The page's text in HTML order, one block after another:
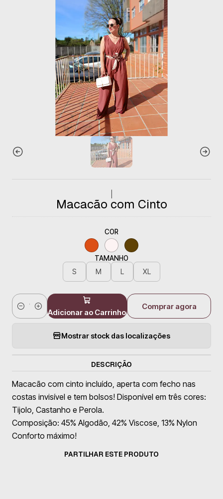
Macacão com Cinto
COR
TAMANHO
S M L XL
QuantidadeAdicionar ao Carrinho
Comprar agora
Mostrar stock das localizações
DESCRIÇÃO
Macacão com cinto incluído, aperta com fecho nas
costas invisível e tem bolsos! Disponível em três cores:
Tijolo, Castanho e Perola.
Composição: 45% Algodão, 42% Viscose, 13% Nylon
Conforto máximo!
PARTILHAR ESTE PRODUTO